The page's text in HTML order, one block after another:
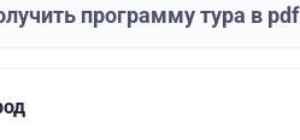
программу тура в pdf